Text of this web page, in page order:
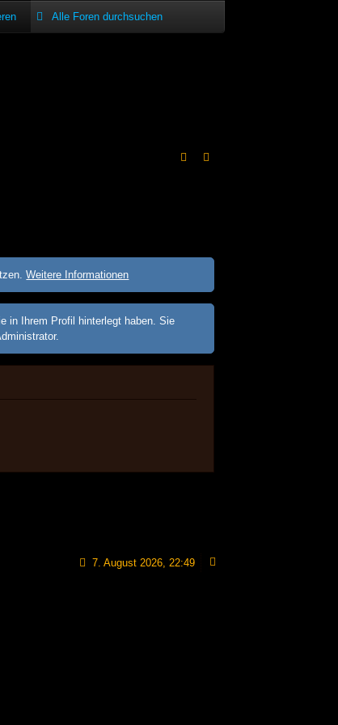
Weitere Informationen
in Ihrem Profil hinterlegt haben. Sie
7. August 2026, 22:49